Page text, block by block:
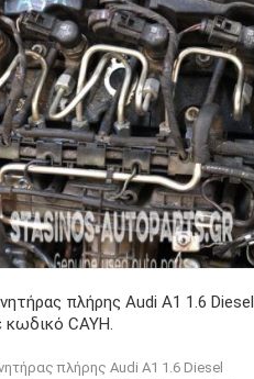
πλήρης Audi A1 1.6 Diesel
κωδικό CAYH.
πλήρης Audi A1 1.6 Diesel